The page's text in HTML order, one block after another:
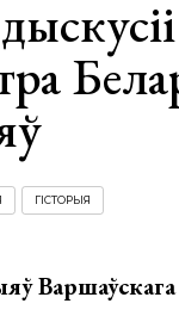
ГІСТОРЫЯ
Варшаўскага